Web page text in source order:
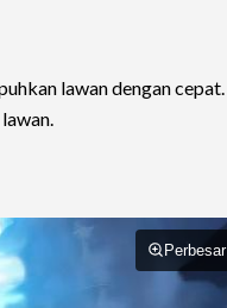
lawan dengan cepat.
Perbesar